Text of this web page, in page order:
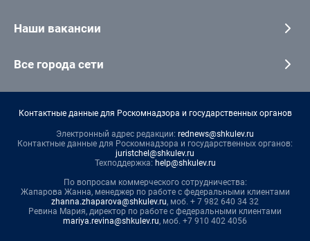
Наши вакансии
Все города сети
Контактные данные для Роскомнадзора и государственных органов
Электронный адрес редакции: rednews@shkulev.ru
Контактные данные для Роскомнадзора и государственных органов:
juristchel@shkulev.ru
Техподдержка: help@shkulev.ru
По вопросам коммерческого сотрудничества:
Жапарова Жанна, менеджер по работе с федеральными клиентами
zhanna.zhaparova@shkulev.ru, моб. + 7 982 640 34 32
Ревина Мария, директор по работе с федеральными клиентами
mariya.revina@shkulev.ru, моб. +7 910 402 4056